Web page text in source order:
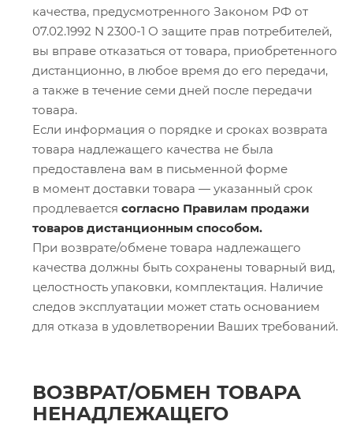
качества, предусмотренного Законом РФ от
07.02.1992 N 2300-1 О защите прав потребителей,
вы вправе отказаться от товара, приобретенного
дистанционно, в любое время до его передачи,
а также в течение семи дней после передачи
товара.
Если информация о порядке и сроках возврата
товара надлежащего качества не была
предоставлена вам в письменной форме
в момент доставки товара — указанный срок
продлевается согласно Правилам продажи
товаров дистанционным способом.
При возврате/обмене товара надлежащего
качества должны быть сохранены товарный вид,
целостность упаковки, комплектация. Наличие
следов эксплуатации может стать основанием
для отказа в удовлетворении Ваших требований.
ВОЗВРАТ/ОБМЕН ТОВАРА
НЕНАДЛЕЖАЩЕГО